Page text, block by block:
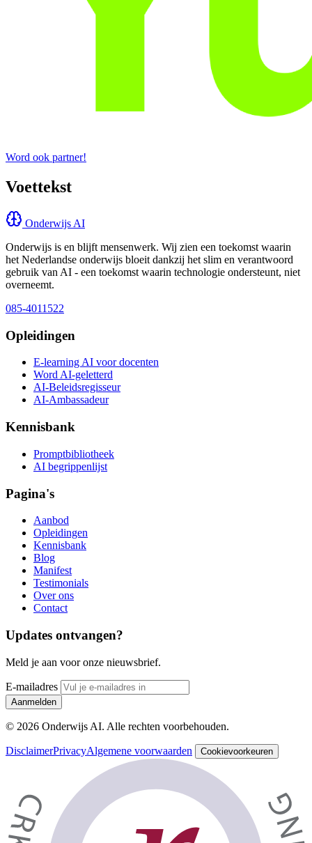
Word ook partner!
Voettekst
Onderwijs AI
Onderwijs is en blijft mensenwerk. Wij zien een toekomst waarin
het Nederlandse onderwijs bloeit dankzij het slim en verantwoord
gebruik van AI - een toekomst waarin technologie ondersteunt, niet
overneemt.
085-4011522
Opleidingen
E-learning AI voor docenten
Word AI-geletterd
AI-Beleidsregisseur
AI-Ambassadeur
Kennisbank
Promptbibliotheek
AI begrippenlijst
Pagina's
Aanbod
Opleidingen
Kennisbank
Blog
Manifest
Testimonials
Over ons
Contact
Updates ontvangen?
Meld je aan voor onze nieuwsbrief.
E-mailadres
Aanmelden
© 2026 Onderwijs AI. Alle rechten voorbehouden.
DisclaimerPrivacyAlgemene voorwaarden Cookievoorkeuren